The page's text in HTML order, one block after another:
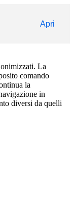
Apri
La
comando
la
in
diversi da quelli